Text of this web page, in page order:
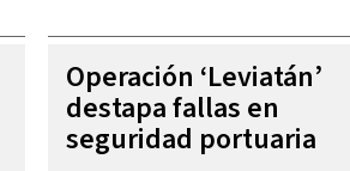
Operación ‘Leviatán’
destapa fallas en
seguridad portuaria